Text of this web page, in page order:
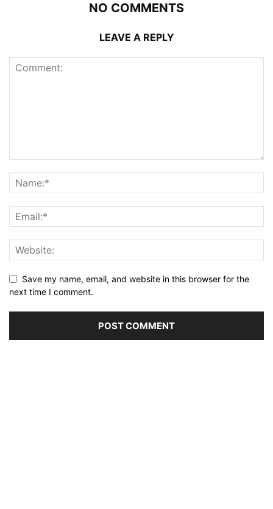
NO COMMENTS
LEAVE A REPLY
Save my name, email, and website in this browser for the
next time I comment.